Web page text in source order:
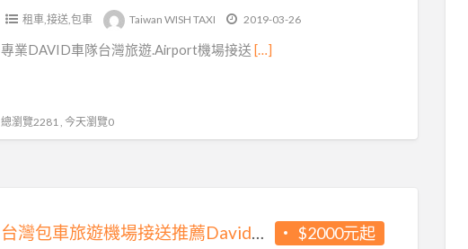
租車,接送,包車 Taiwan WISH TAXI 2019-03-26
專業DAVID車隊台灣旅遊.Airport機場接送 […]
總瀏覽2281 , 今天瀏覽0
$2000元起